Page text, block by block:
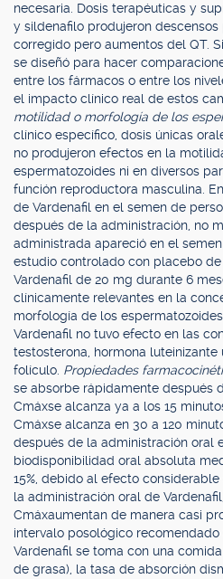
necesaria. Dosis terapéuticas y
y sildenafilo produjeron
corregido pero aumentos del QT.
se diseñó para hacer
entre los fármacos o entre los
el impacto clínico real de estos
motilidad o morfología de los
clínico específico, dosis únicas
no produjeron efectos en la
espermatozoides ni en diversos
función reproductora masculina.
de Vardenafil en el semen de
después de la administración, no
administrada apareció en el
estudio controlado con placebo
Vardenafil de 20 mg durante 6
clínicamente relevantes en la
morfología de los
Vardenafil no tuvo efecto en las
testosterona, hormona
folículo. Propiedades
se absorbe rápidamente después
Cmáxse alcanza ya a los 15
Cmáxse alcanza en 30 a 120
después de la administración oral
biodisponibilidad oral absoluta
15%, debido al efecto
la administración oral de
Cmáxaumentan de manera casi
intervalo posológico recomendado
Vardenafil se toma con una
de grasa), la tasa de absorción